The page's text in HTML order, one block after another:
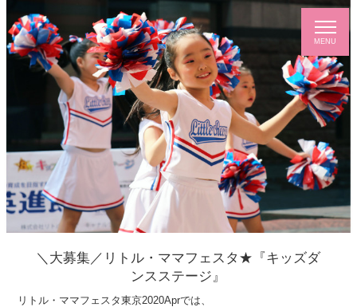
＼大募集／リトル・ママフェスタ★『キッズダ
ンスステージ』
リトル・ママフェスタ東京2020Aprでは、